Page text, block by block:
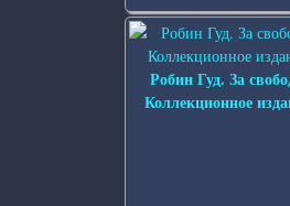
Робин Гуд. За
Коллекционное